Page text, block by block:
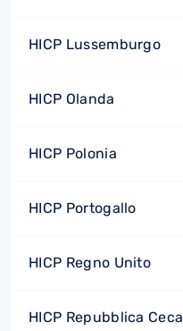
HICP Lussemburgo
HICP Olanda
HICP Polonia
HICP Portogallo
HICP Regno Unito
HICP Repubblica Ceca